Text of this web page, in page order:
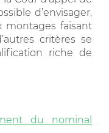
d’envisager,
faisant
critères se
riche de
du nominal